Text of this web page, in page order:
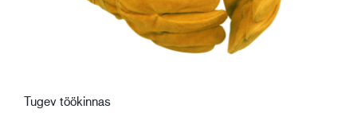
Tugev töökinnas